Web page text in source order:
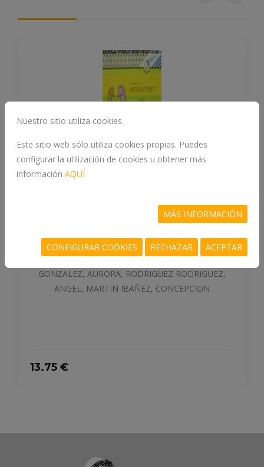
PASOS NIVEL 2
GORDON ALCORTA, Mª DEL PILAR, DE LA CRUZ
GONZALEZ, AURORA, RODRIGUEZ RODRIGUEZ,
ANGEL, MARTIN IBAÑEZ, CONCEPCION
13.75 €
Nuestro sitio utiliza cookies.
Este sitio web sólo utiliza cookies propias. Puedes
configurar la utilización de cookies u obtener más
información AQUÍ
MÁS INFORMACIÓN
CONFIGURAR COOKIES RECHAZAR ACEPTAR